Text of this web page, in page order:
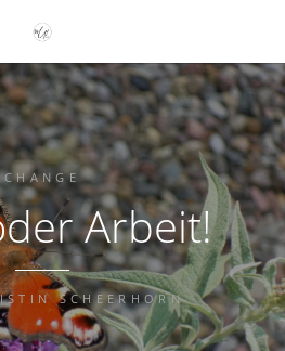
CHANGE
Arbeit!
SCHEERHORN